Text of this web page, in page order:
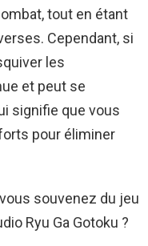
tout en étant
Cependant, si
les
et peut se
signifie que vous
pour éliminer
souvenez du jeu
Ryu Ga Gotoku ?